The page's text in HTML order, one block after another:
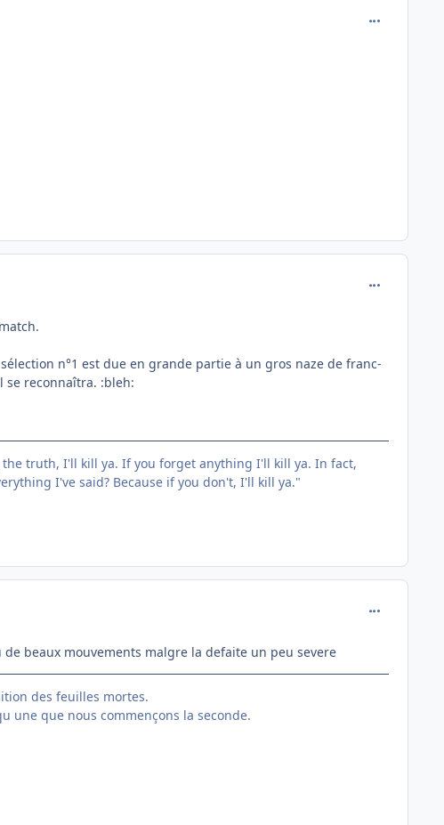
n°1 est due en grande partie à un gros naze de franc-
se reconnaîtra. :bleh:
truth, I'll kill ya. If you forget anything I'll kill ya. In fact,
I've said? Because if you don't, I'll kill ya."
beaux mouvements malgre la defaite un peu severe
des feuilles mortes.
une que nous commençons la seconde.